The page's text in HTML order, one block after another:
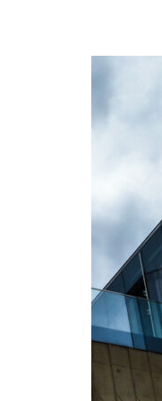
Dorfstraße 8
19217 Kuhlrade |
mobil: +49 (0)151-